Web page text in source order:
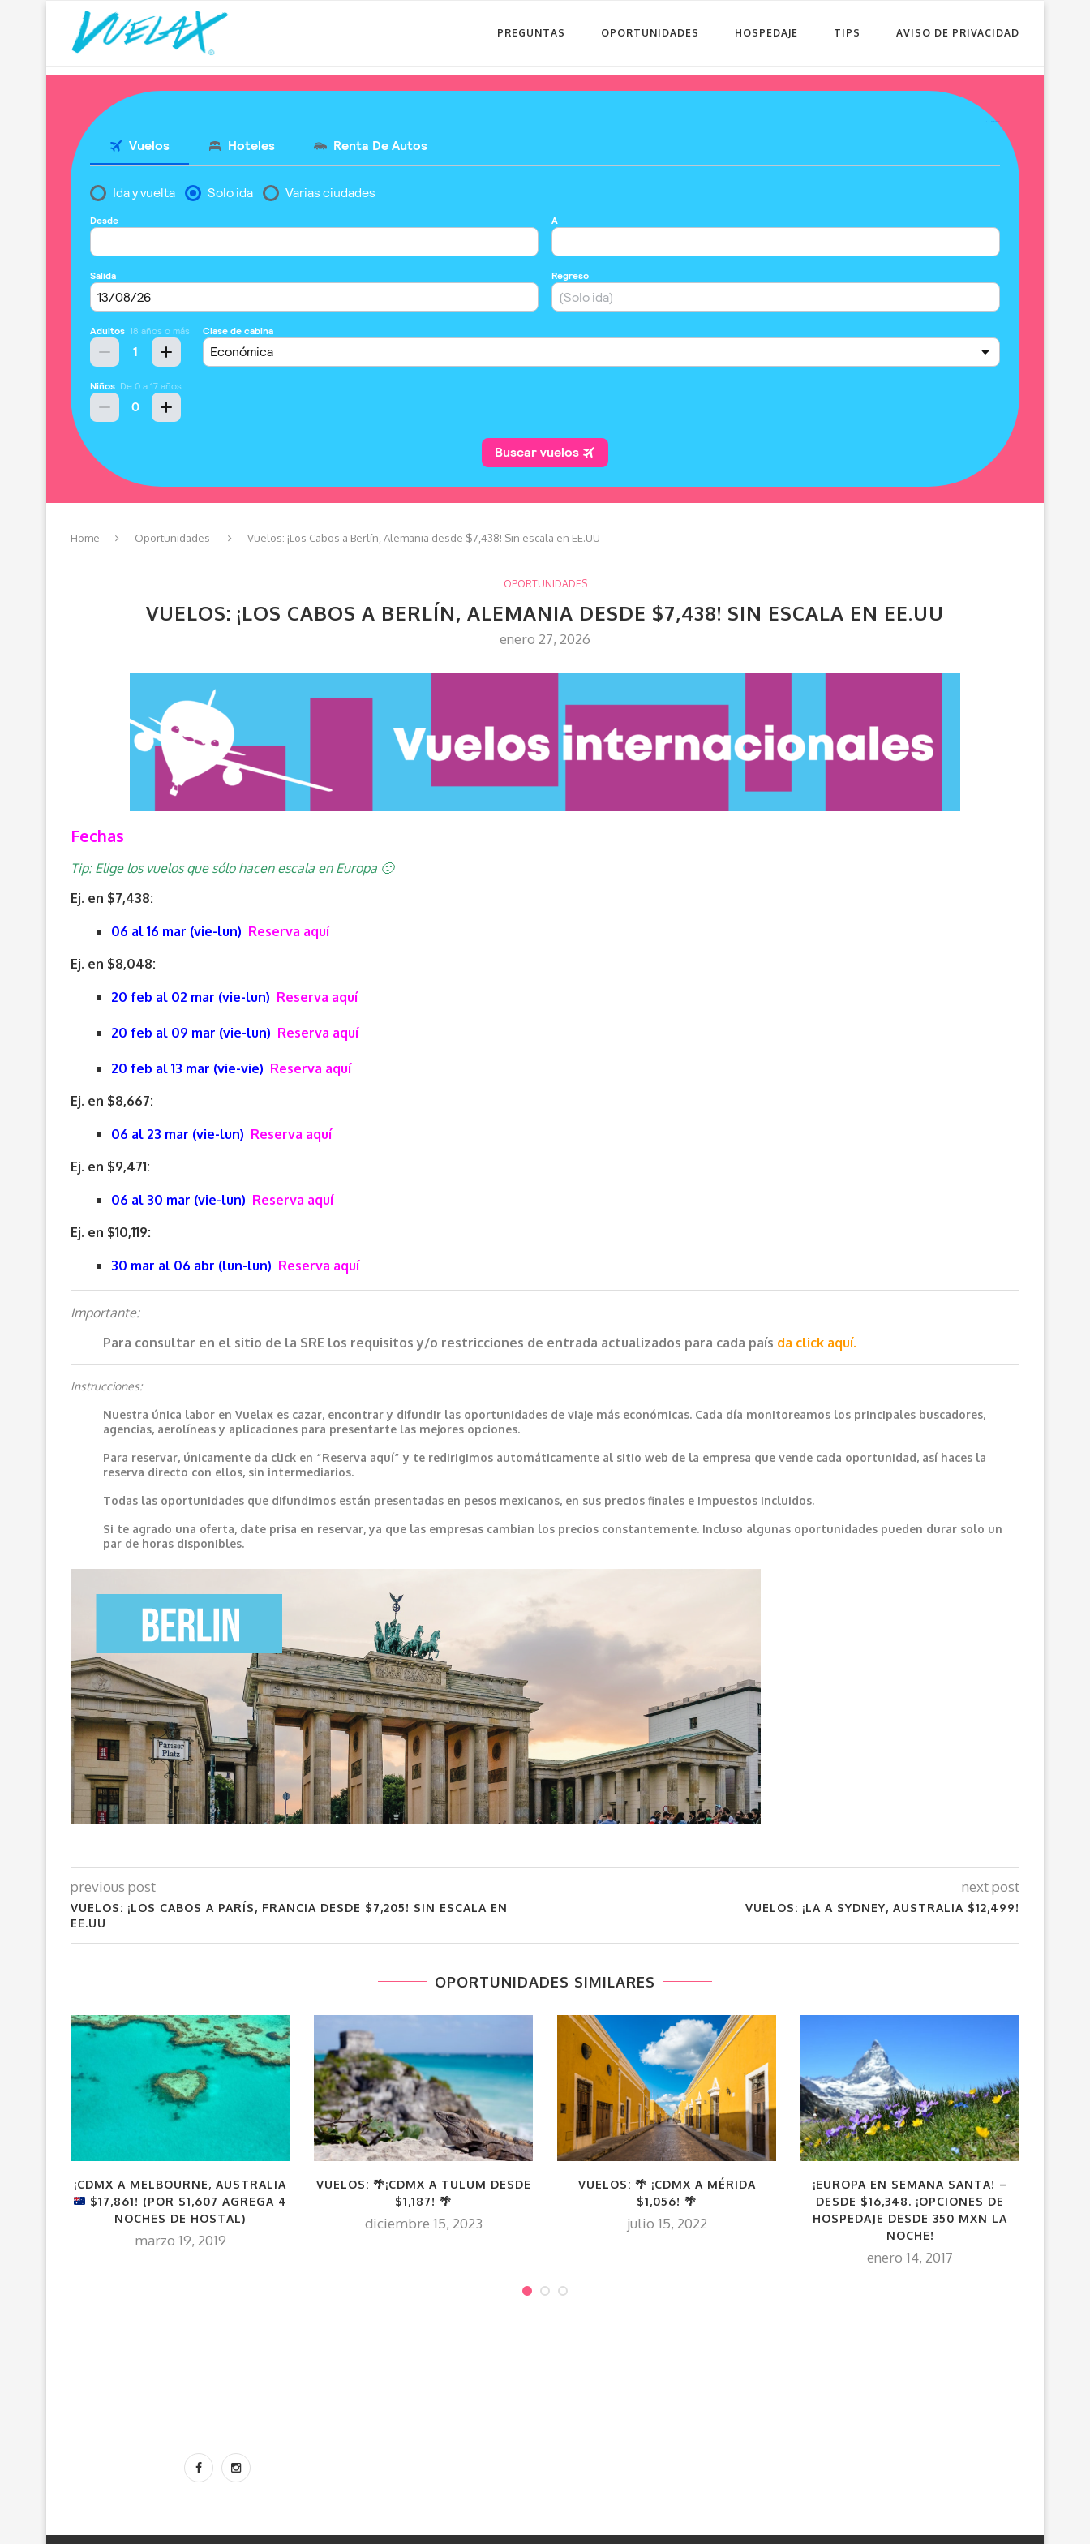
PREGUNTAS OPORTUNIDADES HOSPEDAJE TIPS AVISO DE PRIVACIDAD
Home Oportunidades Vuelos: ¡Los Cabos a Berlín, Alemania desde $7,438! Sin escala en EE.UU
OPORTUNIDADES
VUELOS: ¡LOS CABOS A BERLÍN, ALEMANIA DESDE $7,438! SIN ESCALA EN EE.UU
enero 27, 2026
Fechas
Tip: Elige los vuelos que sólo hacen escala en Europa 🙂
Ej. en $7,438:
06 al 16 mar (vie-lun) Reserva aquí
Ej. en $8,048:
20 feb al 02 mar (vie-lun) Reserva aquí
20 feb al 09 mar (vie-lun) Reserva aquí
20 feb al 13 mar (vie-vie) Reserva aquí
Ej. en $8,667:
06 al 23 mar (vie-lun) Reserva aquí
Ej. en $9,471:
06 al 30 mar (vie-lun) Reserva aquí
Ej. en $10,119:
30 mar al 06 abr (lun-lun) Reserva aquí
Importante:
Para consultar en el sitio de la SRE los requisitos y/o restricciones de entrada actualizados para cada país da click aquí.
Instrucciones:
Nuestra única labor en Vuelax es cazar, encontrar y difundir las oportunidades de viaje más económicas. Cada día monitoreamos los principales buscadores,
agencias, aerolíneas y aplicaciones para presentarte las mejores opciones.
Para reservar, únicamente da click en “Reserva aquí” y te redirigimos automáticamente al sitio web de la empresa que vende cada oportunidad, así haces la
reserva directo con ellos, sin intermediarios.
Todas las oportunidades que difundimos están presentadas en pesos mexicanos, en sus precios finales e impuestos incluidos.
Si te agrado una oferta, date prisa en reservar, ya que las empresas cambian los precios constantemente. Incluso algunas oportunidades pueden durar solo un
par de horas disponibles.
previous post
VUELOS: ¡LOS CABOS A PARÍS, FRANCIA DESDE $7,205! SIN ESCALA EN
EE.UU
next post
VUELOS: ¡LA A SYDNEY, AUSTRALIA $12,499!
OPORTUNIDADES SIMILARES
¡CDMX A MELBOURNE, AUSTRALIA
$17,861! (POR $1,607 AGREGA 4
NOCHES DE HOSTAL)
marzo 19, 2019
VUELOS: 🌴¡CDMX A TULUM DESDE
$1,187! 🌴
diciembre 15, 2023
VUELOS: 🌴 ¡CDMX A MÉRIDA
$1,056! 🌴
julio 15, 2022
¡EUROPA EN SEMANA SANTA! –
DESDE $16,348. ¡OPCIONES DE
HOSPEDAJE DESDE 350 MXN LA
NOCHE!
enero 14, 2017